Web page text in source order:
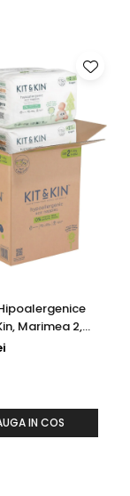
366 g
Marimea 2,
buc
IN COS